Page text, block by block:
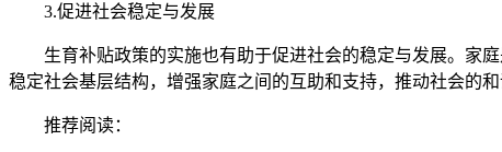
3.促进社会稳定与发展
生育补贴政策的实施也有助于促进社会的稳定与发展。家庭
稳定社会基层结构，增强家庭之间的互助和支持，推动社会的和
推荐阅读：